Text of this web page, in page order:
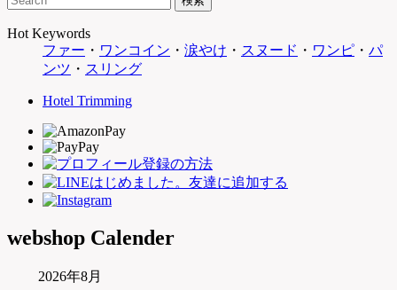
Hot Keywords
ファー ・ ワンコイン ・ 涙やけ ・ スヌード ・ ワンピ ・ パ
ンツ ・ スリング
Hotel Trimming
webshop Calender
2026年8月